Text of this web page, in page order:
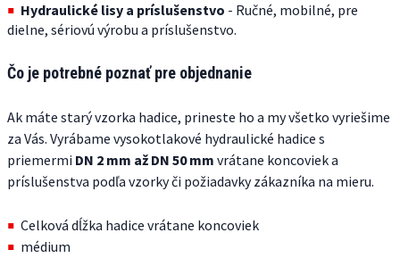
Hydraulické lisy a príslušenstvo - Ručné, mobilné, pre
dielne, sériovú výrobu a príslušenstvo.
Čo je potrebné poznať pre objednanie
Ak máte starý vzorka hadice, prineste ho a my všetko vyriešime
za Vás. Vyrábame vysokotlakové hydraulické hadice s
priemermi DN 2 mm až DN 50 mm vrátane koncoviek a
príslušenstva podľa vzorky či požiadavky zákazníka na mieru.
Celková dĺžka hadice vrátane koncoviek
médium